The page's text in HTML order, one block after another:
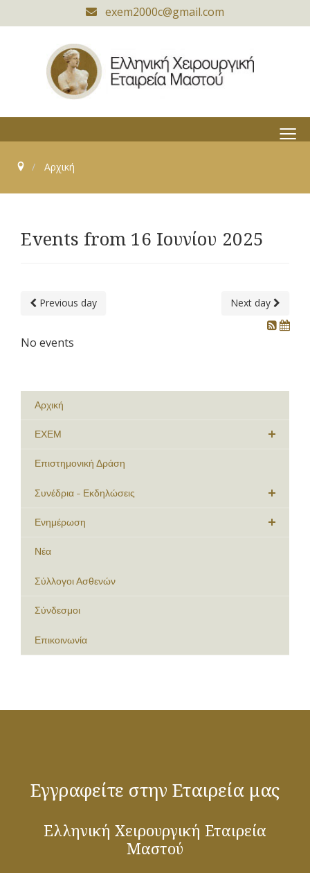
exem2000c@gmail.com
≡
Αρχική
Events from 16 Ιουνίου 2025
Previous day Next day
No events
Αρχική
ΕΧΕΜ
Επιστημονική Δράση
Συνέδρια - Εκδηλώσεις
Ενημέρωση
Νέα
Σύλλογοι Ασθενών
Σύνδεσμοι
Επικοινωνία
Εγγραφείτε στην Εταιρεία μας
Ελληνική Χειρουργική Εταιρεία
Μαστού